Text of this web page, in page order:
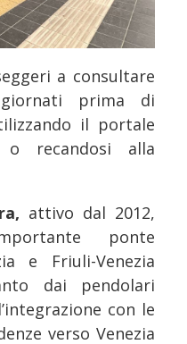
a consultare
prima di
il portale
o recandosi alla
attivo dal 2012,
ponte
e Friuli-Venezia
dai pendolari
con le
verso Venezia